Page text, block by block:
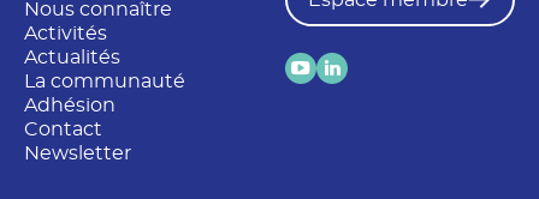
Nous connaître
Activités
Actualités
La communauté
Adhésion
Contact
Newsletter